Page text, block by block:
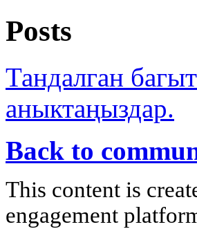
Posts
Тандалган
аныктаңыздар.
Back to
This content is
engagement